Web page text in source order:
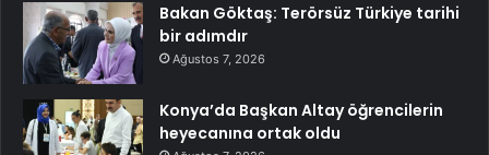
Bakan Göktaş: Terörsüz Türkiye tarihi
bir adımdır
Ağustos 7, 2026
Konya’da Başkan Altay öğrencilerin
heyecanına ortak oldu